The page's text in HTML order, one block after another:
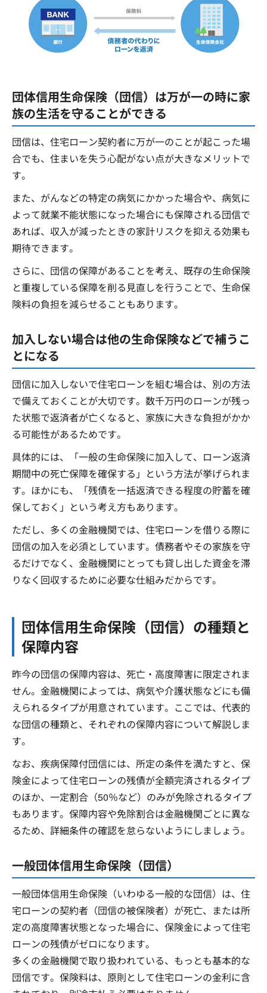
団体信用生命保険（団信）は万が一の時に家
族の生活を守ることができる
団信は、住宅ローン契約者に万が一のことが起こった場
合でも、住まいを失う心配がない点が大きなメリットで
す。
また、がんなどの特定の病気にかかった場合や、病気に
よって就業不能状態になった場合にも保障される団信で
あれば、収入が減ったときの家計リスクを抑える効果も
期待できます。
さらに、団信の保障があることを考え、既存の生命保険
と重複している保障を削る見直しを行うことで、生命保
険料の負担を減らせることもあります。
加入しない場合は他の生命保険などで補うこ
とになる
団信に加入しないで住宅ローンを組む場合は、別の方法
で備えておくことが大切です。数千万円のローンが残っ
た状態で返済者が亡くなると、家族に大きな負担がかか
る可能性があるためです。
具体的には、「一般の生命保険に加入して、ローン返済
期間中の死亡保障を確保する」という方法が挙げられま
す。ほかにも、「残債を一括返済できる程度の貯蓄を確
保しておく」という考え方もあります。
ただし、多くの金融機関では、住宅ローンを借りる際に
団信の加入を必須としています。債務者やその家族を守
るだけでなく、金融機関にとっても貸し出した資金を滞
りなく回収するために必要な仕組みだからです。
団体信用生命保険（団信）の種類と
保障内容
昨今の団信の保障内容は、死亡・高度障害に限定されま
せん。金融機関によっては、病気や介護状態などにも備
えられるタイプが用意されています。ここでは、代表的
な団信の種類と、それぞれの保障内容について解説しま
す。
なお、疾病保障付団信には、所定の条件を満たすと、保
険金によって住宅ローンの残債が全額完済されるタイプ
のほか、一定割合（50％など）のみが免除されるタイプ
もあります。保障内容や免除割合は金融機関ごとに異な
るため、詳細条件の確認を怠らないようにしましょう。
一般団体信用生命保険（団信）
一般団体信用生命保険（いわゆる一般的な団信）は、住
宅ローンの契約者（団信の被保険者）が死亡、または所
定の高度障害状態となった場合に、保険金によって住宅
ローンの残債がゼロになります。
多くの金融機関で取り扱われている、もっとも基本的な
団信です。保険料は、原則として住宅ローンの金利に含